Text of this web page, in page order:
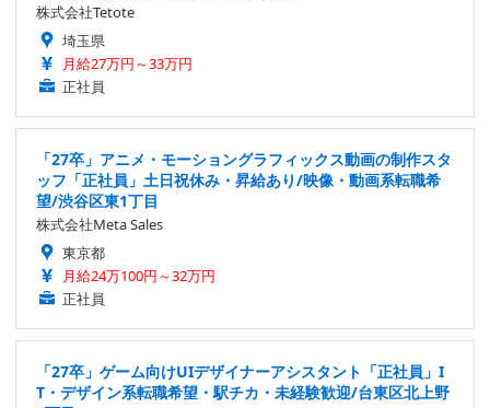
株式会社Tetote
埼玉県
月給27万円～33万円
正社員
「27卒」アニメ・モーショングラフィックス動画の制作スタ
ッフ「正社員」土日祝休み・昇給あり/映像・動画系転職希
望/渋谷区東1丁目
株式会社Meta Sales
東京都
月給24万100円～32万円
正社員
「27卒」ゲーム向けUIデザイナーアシスタント「正社員」I
T・デザイン系転職希望・駅チカ・未経験歓迎/台東区北上野